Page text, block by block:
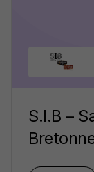
S.I.B –